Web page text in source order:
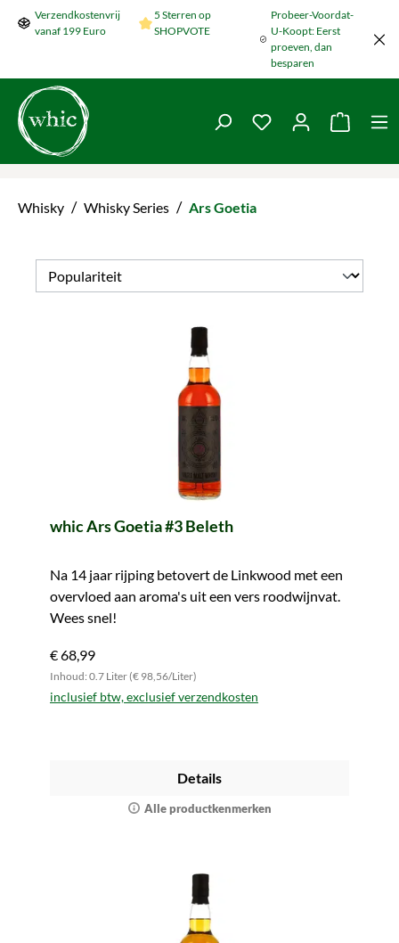
Naar de hoofdinhoud springen
Verzendkostenvrij
vanaf 199 Euro
5 Sterren op
SHOPVOTE
Probeer-Voordat-
U-Koopt: Eerst
proeven, dan
besparen
Je hebt 0 items op
De
Whisky / Whisky Series / Ars Goetia
whic Ars Goetia #3 Beleth
Na 14 jaar rijping betovert de Linkwood met een
overvloed aan aroma's uit een vers roodwijnvat.
Wees snel!
€ 68,99
Inhoud: 0.7 Liter (€ 98,56/Liter)
inclusief btw, exclusief verzendkosten
Details
Alle productkenmerken